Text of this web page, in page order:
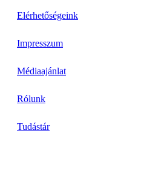
Elérhetőségeink
Impresszum
Médiaajánlat
Rólunk
Tudástár